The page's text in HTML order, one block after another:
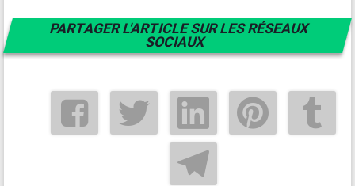
PARTAGER L'ARTICLE SUR LES RÉSEAUX
SOCIAUX